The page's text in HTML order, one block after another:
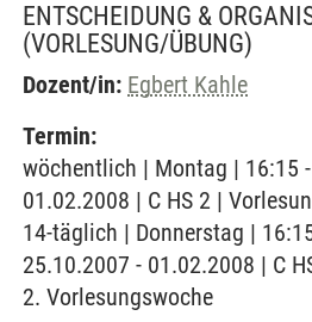
ENTSCHEIDUNG &
(VORLESUNG/ÜBUNG)
Dozent/in: Egbert Kahle
Termin:
wöchentlich | Montag | 16:15
01.02.2008 | C HS 2 |
14-täglich | Donnerstag |
25.10.2007 - 01.02.2008 | C
2. Vorlesungswoche